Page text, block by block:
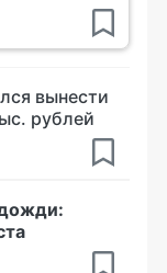
вынести
рублей